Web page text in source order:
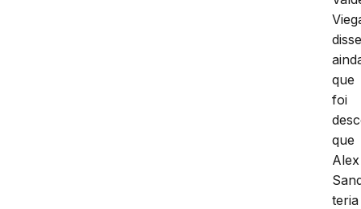
que
foi
que
Alex
teria